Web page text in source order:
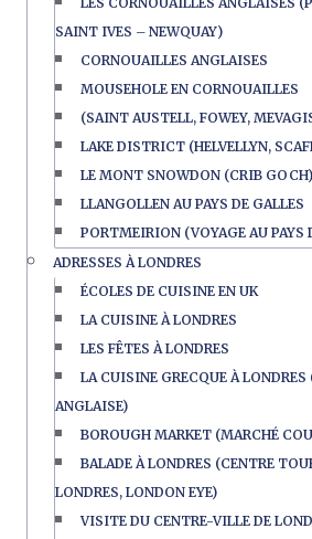
SAINT IVES – NEWQUAY)
CORNOUAILLES ANGLAISES
MOUSEHOLE EN CORNOUAILLES
(SAINT AUSTELL, FOWEY,
LAKE DISTRICT (HELVELLYN,
LE MONT SNOWDON (CRIB GOCH)
LLANGOLLEN AU PAYS DE GALLES
PORTMEIRION (VOYAGE AU PAYS
ADRESSES À LONDRES
ÉCOLES DE CUISINE EN UK
LA CUISINE À LONDRES
LES FÊTES À LONDRES
LA CUISINE GRECQUE À
ANGLAISE)
BOROUGH MARKET (MARCHÉ
BALADE À LONDRES (CENTRE
LONDRES, LONDON EYE)
VISITE DU CENTRE-VILLE DE